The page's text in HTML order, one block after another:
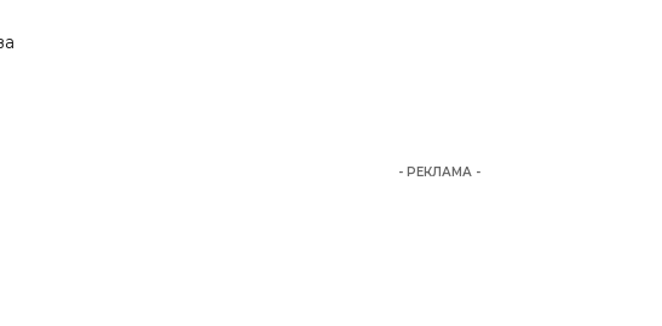
- РЕКЛАМА -